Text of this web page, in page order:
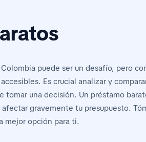
puede ser un desafío, pero
Es crucial analizar y
tomar una decisión. Un préstamo
gravemente tu presupuesto.
mejor opción para ti.